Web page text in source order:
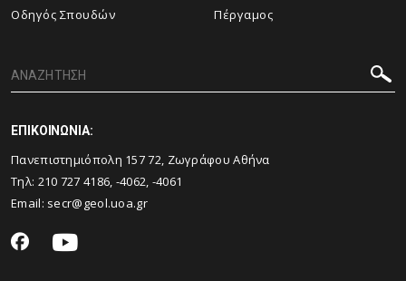
Οδηγός Σπουδών
Πέργαμος
ΕΠΙΚΟΙΝΩΝΙΑ:
Πανεπιστημιόπολη 157 72, Ζωγράφου Αθήνα
Τηλ: 210 727 4186, -4062, -4061
Email: secr@geol.uoa.gr